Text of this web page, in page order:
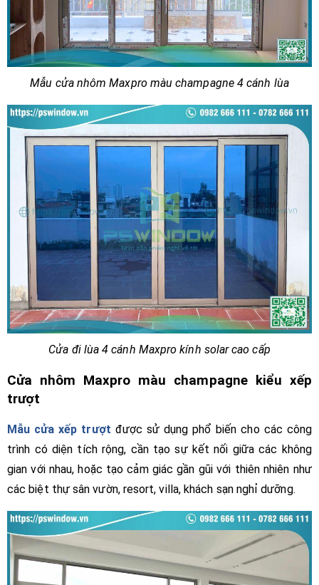
Mẫu cửa nhôm Maxpro màu champagne 4 cánh lùa
Cửa đi lùa 4 cánh Maxpro kính solar cao cấp
Cửa nhôm Maxpro màu champagne kiểu xếp
trượt
Mẫu cửa xếp trượt được sử dụng phổ biến cho các công
trình có diện tích rộng, cần tạo sự kết nối giữa các không
gian với nhau, hoặc tạo cảm giác gần gũi với thiên nhiên như
các biệt thự sân vườn, resort, villa, khách sạn nghỉ dưỡng.